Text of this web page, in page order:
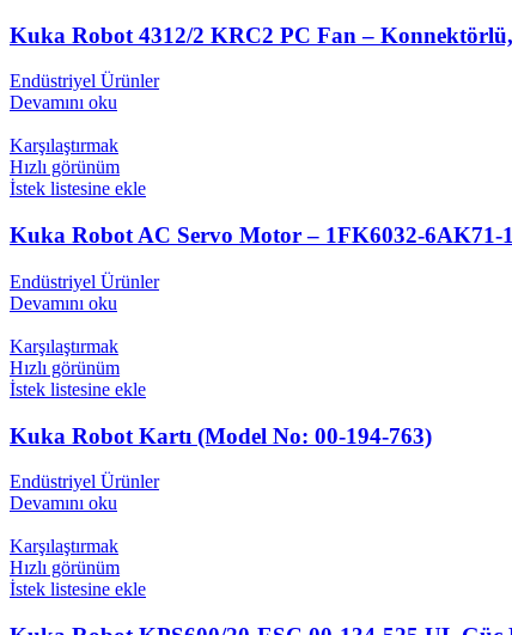
Kuka Robot 4312/2 KRC2 PC Fan –
Endüstriyel Ürünler
Devamını oku
Karşılaştırmak
Hızlı görünüm
İstek listesine ekle
Kuka Robot AC Servo Motor – 1FK6032-
Endüstriyel Ürünler
Devamını oku
Karşılaştırmak
Hızlı görünüm
İstek listesine ekle
Kuka Robot Kartı (Model No: 00-194-763)
Endüstriyel Ürünler
Devamını oku
Karşılaştırmak
Hızlı görünüm
İstek listesine ekle